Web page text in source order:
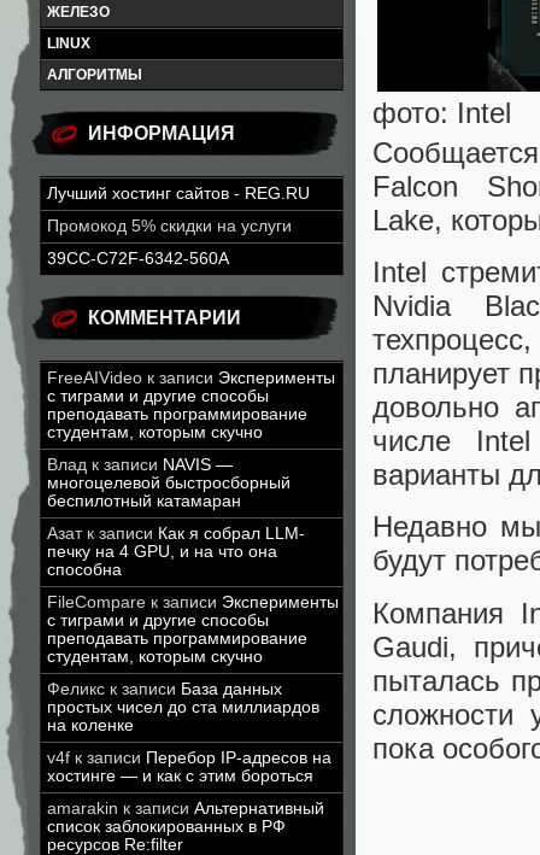
ЖЕЛЕЗО
LINUX
АЛГОРИТМЫ
ИНФОРМАЦИЯ
Лучший хостинг сайтов - REG.RU
Промокод 5% скидки на услуги
39CC-C72F-6342-560A
КОММЕНТАРИИ
FreeAIVideo к записи Эксперименты
с тиграми и другие способы
преподавать программирование
студентам, которым скучно
Влад к записи NAVIS —
многоцелевой быстросборный
беспилотный катамаран
Азатк записи Как я собрал LLM-
печку на 4 GPU, и на что она
способна
FileCompare к записи Эксперименты
с тиграми и другие способы
преподавать программирование
студентам, которым скучно
Феликс к записи База данных
простых чисел до ста миллиардов
на коленке
v4f к записи Перебор IP-адресов на
хостинге — и как с этим бороться
amarakin к записи Альтернативный
список заблокированных в РФ
ресурсов Re:filter
фото: Intel
Falcon
Lake,
Intel
Nvidia
планирует
довольно
числе Intel
варианты
Недавно
будут
Компания
Gaudi,
пыталась
сложности
пока